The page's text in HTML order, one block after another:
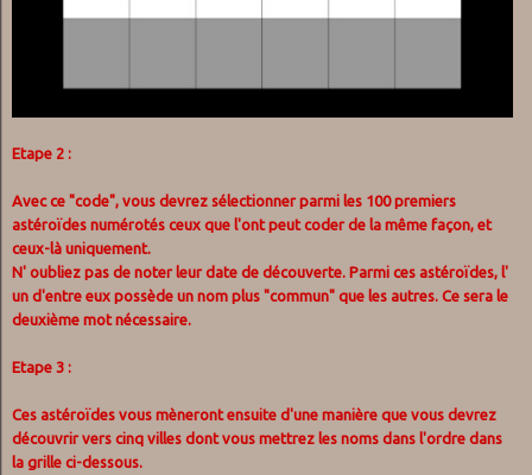
Etape 2 :
Avec ce "code", vous devrez sélectionner parmi les 100 premiers
astéroïdes numérotés ceux que l'ont peut coder de la même façon, et
ceux-là uniquement.
N' oubliez pas de noter leur date de découverte. Parmi ces astéroïdes, l'
un d'entre eux possède un nom plus "commun" que les autres. Ce sera le
deuxième mot nécessaire.
Etape 3 :
Ces astéroïdes vous mèneront ensuite d'une manière que vous devrez
découvrir vers cinq villes dont vous mettrez les noms dans l'ordre dans
la grille ci-dessous.